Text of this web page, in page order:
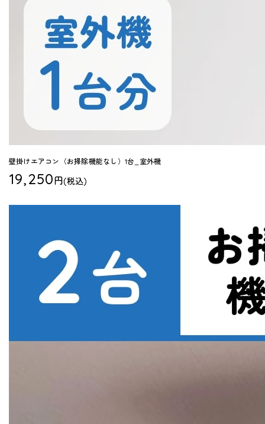
壁掛けエアコン（お掃除機能なし）1台_室外機
19,250円(税込)